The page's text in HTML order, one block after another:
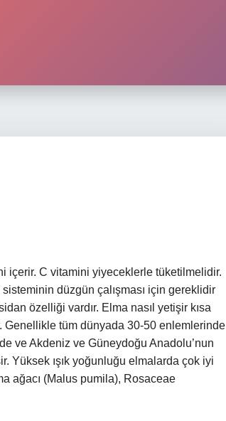
içerir. C vitamini yiyeceklerle tüketilmelidir.
sisteminin düzgün çalışması için gereklidir
özelliği vardır. Elma nasıl yetişir kısa
Genellikle tüm dünyada 30-50 enlemlerinde
ve Akdeniz ve Güneydoğu Anadolu’nun
Yüksek ışık yoğunluğu elmalarda çok iyi
ağacı (Malus pumila), Rosaceae